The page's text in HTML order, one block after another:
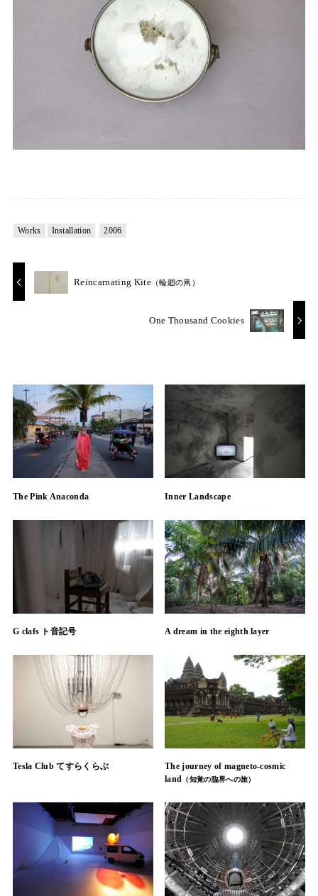
Works Installation 2006
Reincarnating Kite（輪廻の凧）
One Thousand Cookies
The Pink Anaconda Inner Landscape
G clafs ト音記号 A dream in the eighth layer
Tesla Club てすらくらぶ
The journey of magneto-cosmic
land （知覚の臨界への旅）